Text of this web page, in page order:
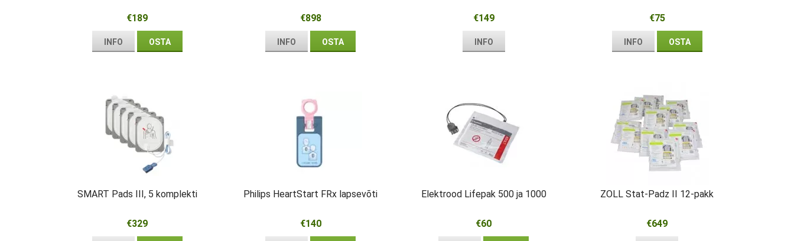
€189
INFO OSTA
€898
INFO OSTA
€149
INFO
€75
INFO OSTA
SMART Pads III, 5 komplekti
€329
Philips HeartStart FRx lapsevõti
€140
Elektrood Lifepak 500 ja 1000
€60
ZOLL Stat-Padz II 12-pakk
€649